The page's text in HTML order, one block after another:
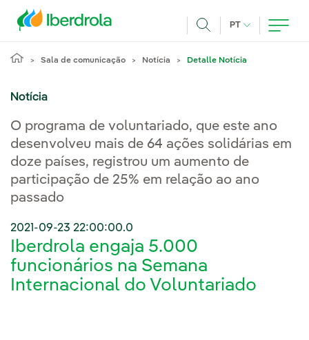
PT IDIOMA ATUAL,
Sala de comunicação Notícia Detalle Notícia
Notícia
O programa de voluntariado, que este ano
desenvolveu mais de 64 ações solidárias em
doze países, registrou um aumento de
participação de 25% em relação ao ano
passado
2021-09-23 22:00:00.0
Iberdrola engaja 5.000
funcionários na Semana
Internacional do Voluntariado